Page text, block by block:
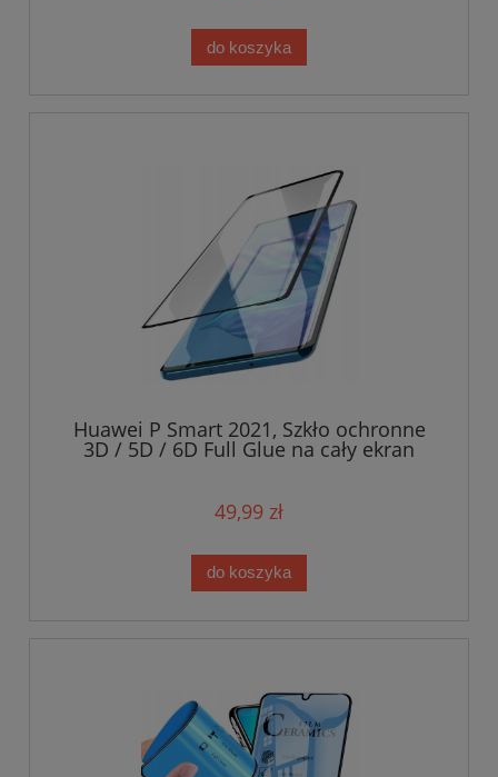
do koszyka
Huawei P Smart 2021, Szkło ochronne
3D / 5D / 6D Full Glue na cały ekran
49,99 zł
do koszyka